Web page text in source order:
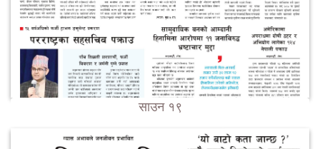
साउन १९